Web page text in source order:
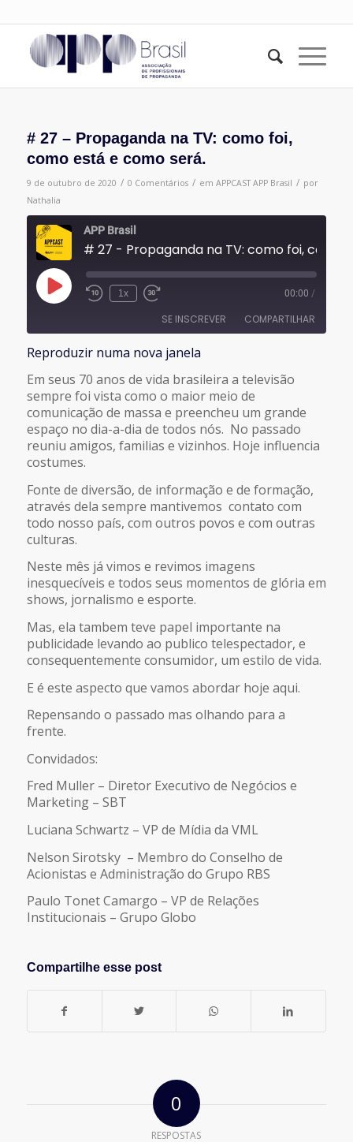
# 27 – Propaganda na TV: como foi,
como está e como será.
9 de outubro de 2020 / 0 Comentários / em APPCAST APP Brasil / por
Nathalia
APP Brasil
Reproduzir
episódio
1x 00:00 /
SE INSCREVER COMPARTILHAR
FEED RSS
LINK
INCORPORAR
Reproduzir numa nova janela
Em seus 70 anos de vida brasileira a televisão
sempre foi vista como o maior meio de
comunicação de massa e preencheu um grande
espaço no dia-a-dia de todos nós. No passado
reuniu amigos, familias e vizinhos. Hoje influencia
costumes.
Fonte de diversão, de informação e de formação,
através dela sempre mantivemos contato com
todo nosso país, com outros povos e com outras
culturas.
Neste mês já vimos e revimos imagens
inesquecíveis e todos seus momentos de glória em
shows, jornalismo e esporte.
Mas, ela tambem teve papel importante na
publicidade levando ao publico telespectador, e
consequentemente consumidor, um estilo de vida.
E é este aspecto que vamos abordar hoje aqui.
Repensando o passado mas olhando para a
frente.
Convidados:
Fred Muller – Diretor Executivo de Negócios e
Marketing – SBT
Luciana Schwartz – VP de Mídia da VML
Nelson Sirotsky – Membro do Conselho de
Acionistas e Administração do Grupo RBS
Paulo Tonet Camargo – VP de Relações
Institucionais – Grupo Globo
Compartilhe esse post
0
RESPOSTAS